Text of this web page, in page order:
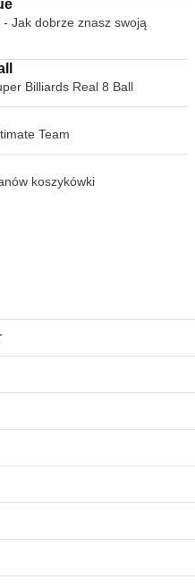
Jak dobrze znasz swoją
Billiards Real 8 Ball
Team
koszykówki